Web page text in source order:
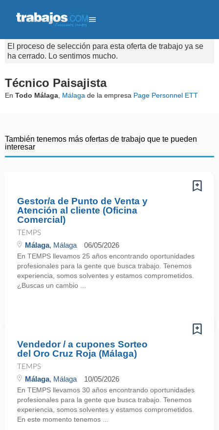
El proceso de selección para esta oferta de trabajo ya se
ha cerrado. Lo sentimos mucho.
Técnico Paisajista
En Todo Málaga Málaga de la empresa Page Personnel ETT
También tenemos más ofertas de trabajo que te pueden
interesar
Gestor/a de Punto de Venta y
Atención al cliente (Oficina
Comercial)
TEMPS
Málaga, Málaga 06/05/2026
En TEMPS llevamos 25 años encontrando oportunidades
profesionales para la gente que busca trabajo. Tenemos
experiencia, somos solventes y estamos comprometidos.
¿Buscas un cambio ...
Vendedor / a cupones Sorteo
del Oro Cruz Roja (Málaga)
TEMPS
Málaga, Málaga 10/05/2026
En TEMPS llevamos 30 años encontrando oportunidades
profesionales para la gente que busca trabajo. Tenemos
experiencia, somos solventes y estamos comprometidos.
En este momento tenemos ...